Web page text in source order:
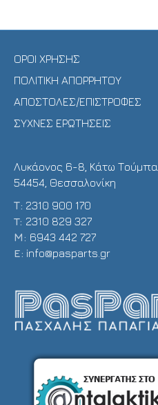
ΟΡΟΙ ΧΡΗΣΗΣ
ΠΟΛΙΤΙΚΗ ΑΠΟΡΡΗΤΟΥ
ΑΠΟΣΤΟΛΕΣ/ΕΠΙΣΤΡΟΦΕΣ
ΣΥΧΝΕΣ ΕΡΩΤΗΣΕΙΣ
Λυκάονος 6-8, Κάτω Τούμπα
54454, Θεσσαλονίκη
Τ: 2310 900 170
T: 2310 829 327
Μ: 6943 442 727
E: info@pasparts.gr